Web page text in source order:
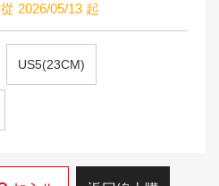
從 2026/05/13 起
US5(23CM)